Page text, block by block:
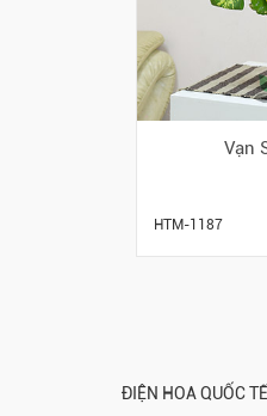
Vạn
HTM-1187
ĐIỆN HOA QUỐC TẾ